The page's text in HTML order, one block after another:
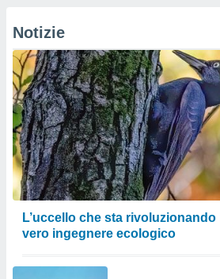
Notizie
L’uccello che sta
vero ingegnere ecologico